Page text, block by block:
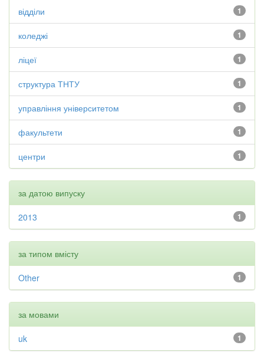
1
відділи
1
коледжі
1
ліцеї
1
структура ТНТУ
1
управління університетом
1
факультети
1
центри
за датою випуску
1
2013
за типом вмісту
1
Other
за мовами
1
uk